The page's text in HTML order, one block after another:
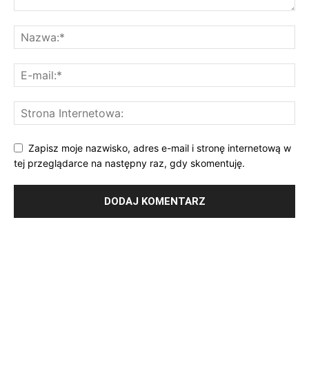
Zapisz moje nazwisko, adres e-mail i stronę internetową w
tej przeglądarce na następny raz, gdy skomentuję.